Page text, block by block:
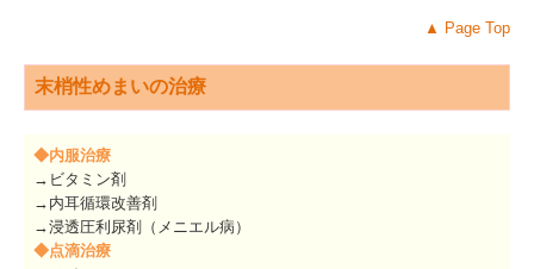
▲ Page Top
末梢性めまいの治療
◆内服治療
→ビタミン剤
→内耳循環改善剤
→浸透圧利尿剤（メニエル病）
◆点滴治療